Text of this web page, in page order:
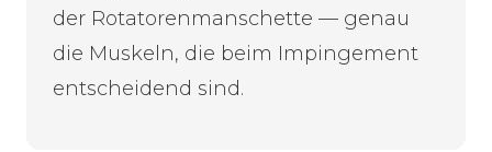
der Rotatorenmanschette — genau
die Muskeln, die beim Impingement
entscheidend sind.